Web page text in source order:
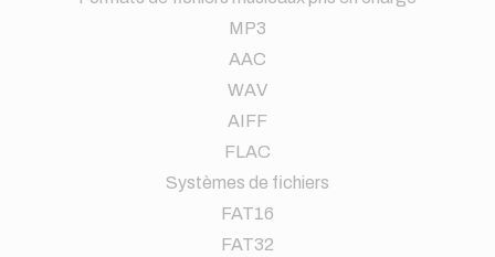
MP3
AAC
WAV
AIFF
FLAC
Systèmes de fichiers
FAT16
FAT32